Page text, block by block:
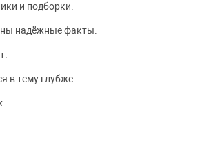
и подборки.
надёжные факты.
в тему глубже.